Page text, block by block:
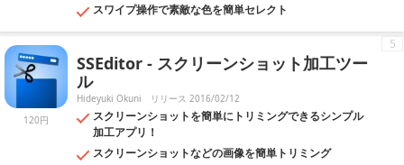
スワイプ操作で素敵な色を簡単セレクト
120円
SSEditor - スクリーンショット加工ツー
ル
Hideyuki Okuni リリース 2016/02/12
スクリーンショットを簡単にトリミングできるシンプル
加工アプリ！
スクリーンショットなどの画像を簡単トリミング
5